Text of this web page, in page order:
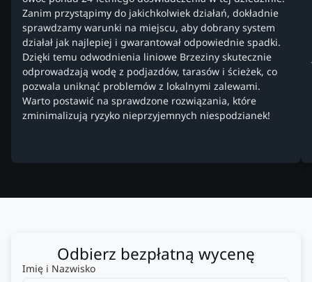
Zanim przystąpimy do jakichkolwiek działań, dokładnie
sprawdzamy warunki na miejscu, aby dobrany system
działał jak najlepiej i gwarantował odpowiednie spadki.
Dzięki temu odwodnienia liniowe Brzeziny skutecznie
odprowadzają wodę z podjazdów, tarasów i ścieżek, co
pozwala uniknąć problemów z lokalnymi zalewami.
Warto postawić na sprawdzone rozwiązania, które
zminimalizują ryzyko nieprzyjemnych niespodzianek!
Odbierz bezpłatną wycenę
Imię i Nazwisko